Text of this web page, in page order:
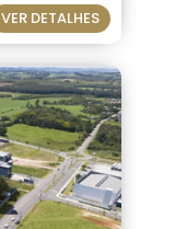
VER DETALHES